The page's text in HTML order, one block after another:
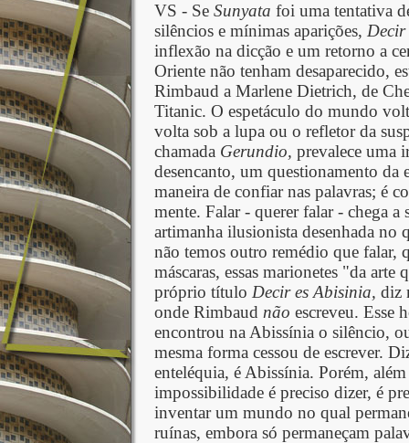
VS - SeSunyata foi uma tentativa
silêncios e mínimas aparições,
inflexão na dicção e um retorno a
Oriente não tenham desaparecido,
Rimbaud a Marlene Dietrich, de
Titanic. O espetáculo do mundo
volta sob a lupa ou o refletor da
chamada Gerundio, prevalece uma
desencanto, um questionamento da
maneira de confiar nas palavras; é
mente. Falar - querer falar - chega
artimanha ilusionista desenhada
não temos outro remédio que falar,
máscaras, essas marionetes "da arte
próprio título Decir es Abisinia, diz
onde Rimbaud não escreveu. Esse
encontrou na Abissínia o silêncio,
mesma forma cessou de escrever.
enteléquia, é Abissínia. Porém,
impossibilidade é preciso dizer, é
inventar um mundo no qual
ruínas, embora só permaneçam